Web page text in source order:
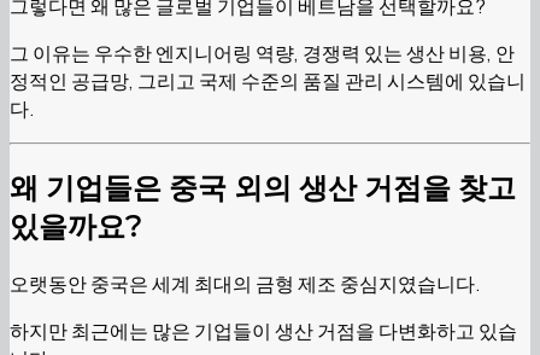
그렇다면 왜 많은 글로벌 기업들이 베트남을 선택할까요?
그 이유는 우수한 엔지니어링 역량, 경쟁력 있는 생산 비용, 안
정적인 공급망, 그리고 국제 수준의 품질 관리 시스템에 있습니
다.
왜 기업들은 중국 외의 생산 거점을 찾고
있을까요?
오랫동안 중국은 세계 최대의 금형 제조 중심지였습니다.
하지만 최근에는 많은 기업들이 생산 거점을 다변화하고 있습